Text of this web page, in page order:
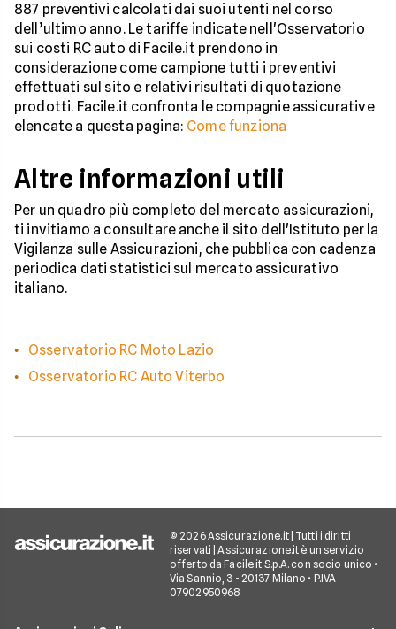
887 preventivi calcolati dai suoi utenti nel corso
dell’ultimo anno. Le tariffe indicate nell'Osservatorio
sui costi RC auto di Facile.it prendono in
considerazione come campione tutti i preventivi
effettuati sul sito e relativi risultati di quotazione
prodotti. Facile.it confronta le compagnie assicurative
elencate a questa pagina: Come funziona
Altre informazioni utili
Per un quadro più completo del mercato assicurazioni,
ti invitiamo a consultare anche il sito dell'Istituto per la
Vigilanza sulle Assicurazioni, che pubblica con cadenza
periodica dati statistici sul mercato assicurativo
italiano.
Osservatorio RC Moto Lazio
Osservatorio RC Auto Viterbo
© 2026 Assicurazione.it | Tutti i diritti
riservati | Assicurazione.it è un servizio
offerto da Facile.it S.p.A. con socio unico •
Via Sannio, 3 - 20137 Milano • P.IVA
07902950968